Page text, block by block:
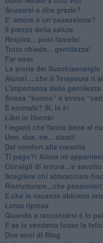
​Scusarsi o dire grazie?
​E’ amore o un’ossessione?
​Il prezzo della salute
​Respira... puoi farcela!
​Tutto chiede... gentilezza!
​Far west
​La storia dei Succhiaenergie
​Aiutati….che il Terapeuta ti
​L’importanza della gentilezza
​Stress “buono” e stress
​È normale? Sì, lo è!
​Libri in libertà!
​I legami che fanno bene al
Uno, due, tre... alzati!​
​Dal comfort alla crescita
​Ti pago?! Allora mi
​Consigli di lettura…e ascolto
​Scegliete chi abbracciare
​Ristrutturare...che
​E che le vacanze abbiano
​Lenta ripresa
​Quando a raccontarsi è lo
​E se la vendetta fosse la
​Due anni di Blog